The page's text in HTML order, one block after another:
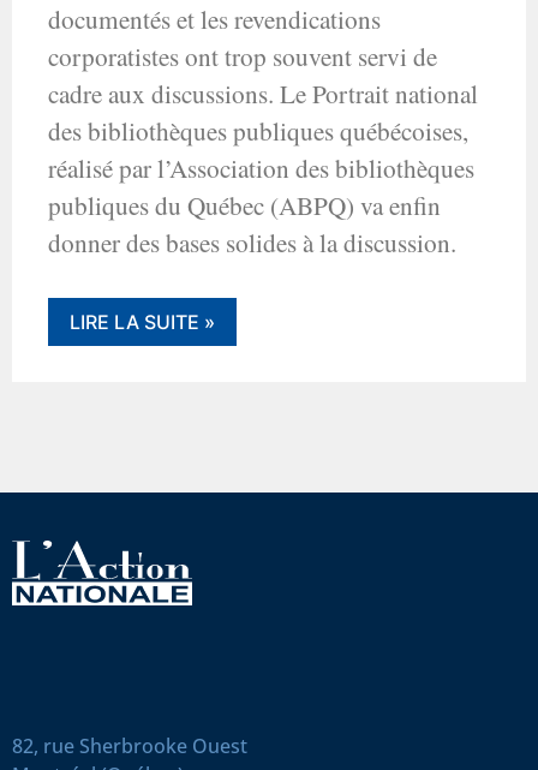
documentés et les revendications
corporatistes ont trop souvent servi de
cadre aux discussions. Le Portrait national
des bibliothèques publiques québécoises,
réalisé par l’Association des bibliothèques
publiques du Québec (ABPQ) va enfin
donner des bases solides à la discussion.
LIRE LA SUITE »
82, rue Sherbrooke Ouest